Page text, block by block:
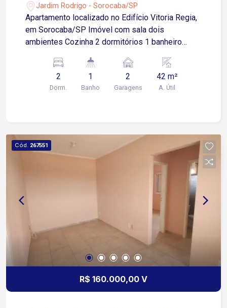
Jardim Rodrigo - Sorocaba/SP
Apartamento localizado no Edifício Vitoria Regia,
em Sorocaba/SP Imóvel com sala dois
ambientes Cozinha 2 dormitórios 1 banheiro
descoberta Condomínio oferece de espaço com
churrasqueira
2
Dorm.
1
Banho
2
Garagens
42 m²
A. Útil
Cód. 267551
R$ 160.000,00 V